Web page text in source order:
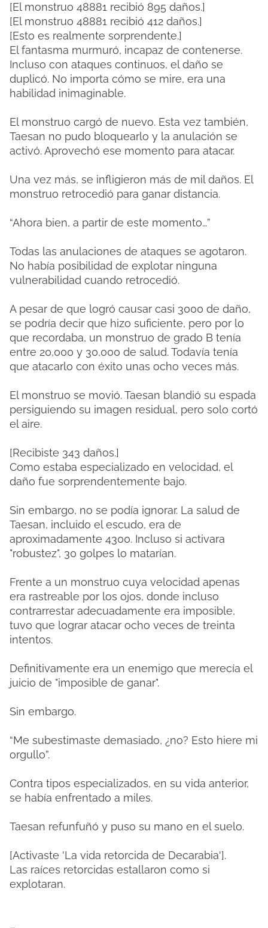
[El monstruo 48881 recibió 895 daños.]
[El monstruo 48881 recibió 412 daños.]
[Esto es realmente sorprendente.]
El fantasma murmuró, incapaz de contenerse.
Incluso con ataques continuos, el daño se
duplicó. No importa cómo se mire, era una
habilidad inimaginable.
El monstruo cargó de nuevo. Esta vez también,
Taesan no pudo bloquearlo y la anulación se
activó. Aprovechó ese momento para atacar.
Una vez más, se infligieron más de mil daños. El
monstruo retrocedió para ganar distancia.
“Ahora bien, a partir de este momento…”
Todas las anulaciones de ataques se agotaron.
No había posibilidad de explotar ninguna
vulnerabilidad cuando retrocedió.
A pesar de que logró causar casi 3000 de daño,
se podría decir que hizo suficiente, pero por lo
que recordaba, un monstruo de grado B tenía
entre 20,000 y 30,000 de salud. Todavía tenía
que atacarlo con éxito unas ocho veces más.
El monstruo se movió. Taesan blandió su espada
persiguiendo su imagen residual, pero solo cortó
el aire.
[Recibiste 343 daños.]
Como estaba especializado en velocidad, el
daño fue sorprendentemente bajo.
Sin embargo, no se podía ignorar. La salud de
Taesan, incluido el escudo, era de
aproximadamente 4300. Incluso si activara
"robustez", 30 golpes lo matarían.
Frente a un monstruo cuya velocidad apenas
era rastreable por los ojos, donde incluso
contrarrestar adecuadamente era imposible,
tuvo que lograr atacar ocho veces de treinta
intentos.
Definitivamente era un enemigo que merecía el
juicio de "imposible de ganar".
Sin embargo.
“Me subestimaste demasiado, ¿no? Esto hiere mi
orgullo”.
Contra tipos especializados, en su vida anterior,
se había enfrentado a miles.
Taesan refunfuñó y puso su mano en el suelo.
[Activaste 'La vida retorcida de Decarabia'].
Las raíces retorcidas estallaron como si
explotaran.